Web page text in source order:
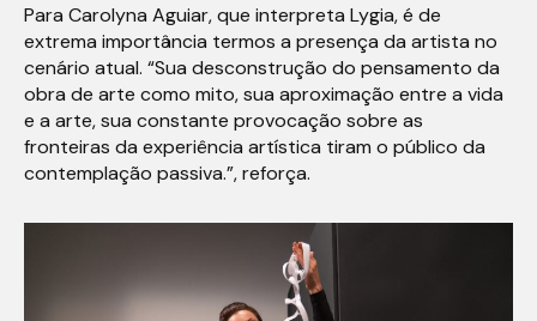
Para Carolyna Aguiar, que interpreta Lygia, é de
extrema importância termos a presença da artista no
cenário atual. “Sua desconstrução do pensamento da
obra de arte como mito, sua aproximação entre a vida
e a arte, sua constante provocação sobre as
fronteiras da experiência artística tiram o público da
contemplação passiva.”, reforça.